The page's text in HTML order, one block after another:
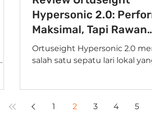
Hypersonic 2.0:
Maksimal, Tapi Rawan
Patah?
Ortuseight Hypersonic 2.0
salah satu sepatu lari lokal
1 2 3 4 5